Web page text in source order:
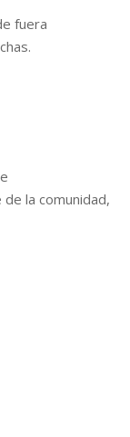
fuera
la comunidad,